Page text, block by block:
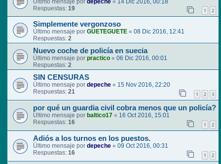
Respuestas: 19 1 2
Simplemente vergonzoso
Último mensaje por GUETEGUETE « 08 Dic 2016, 12:41
Respuestas: 2
Nuevo coche de policía en suecia
Último mensaje por practico « 06 Dic 2016, 00:01
Respuestas: 2
SIN CENSURAS
Último mensaje por depeche « 15 Nov 2016, 22:20
Respuestas: 21 1 2 3
por qué un guardia civil cobra menos que un policía?
Último mensaje por baltico17 « 16 Oct 2016, 15:01
Respuestas: 16 1 2
Adiós a los turnos en los puestos.
Último mensaje por depeche « 09 Oct 2016, 00:31
Respuestas: 16 1 2